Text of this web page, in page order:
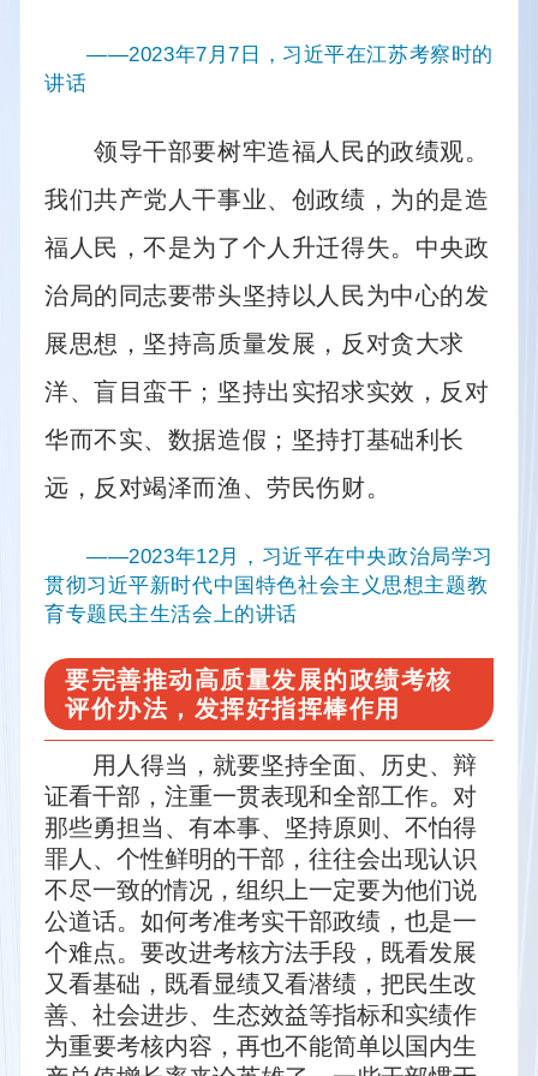
——2023年7月7日，习近平在江苏考察时的
讲话
领导干部要树牢造福人民的政绩观。
我们共产党人干事业、创政绩，为的是造
福人民，不是为了个人升迁得失。中央政
治局的同志要带头坚持以人民为中心的发
展思想，坚持高质量发展，反对贪大求
洋、盲目蛮干；坚持出实招求实效，反对
华而不实、数据造假；坚持打基础利长
远，反对竭泽而渔、劳民伤财。
——2023年12月，习近平在中央政治局学习
贯彻习近平新时代中国特色社会主义思想主题教
育专题民主生活会上的讲话
要完善推动高质量发展的政绩考核
评价办法，发挥好指挥棒作用
用人得当，就要坚持全面、历史、辩
证看干部，注重一贯表现和全部工作。对
那些勇担当、有本事、坚持原则、不怕得
罪人、个性鲜明的干部，往往会出现认识
不尽一致的情况，组织上一定要为他们说
公道话。如何考准考实干部政绩，也是一
个难点。要改进考核方法手段，既看发展
又看基础，既看显绩又看潜绩，把民生改
善、社会进步、生态效益等指标和实绩作
为重要考核内容，再也不能简单以国内生